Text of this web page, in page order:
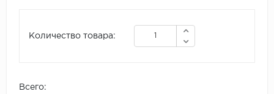
Количество товара:
Всего: